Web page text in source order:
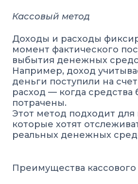
Кассовый метод
Доходы и расходы
момент фактического
выбытия денежных
Например, доход
деньги поступили на
расход — когда средства
потрачены.
Этот метод подходит
которые хотят
реальных денежных
Преимущества кассового